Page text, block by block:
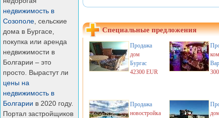
недвижимость в
Созополе , сельские
дома в Бургасе,
покупка или аренда
недвижимости в
Болгарии – это
просто. Вырастут ли
цены на
недвижимость в
Болгарии в 2020 году.
Портал застройщиков
Специальные предложения
Продажа
дом
Бургас
42300 EUR
Продажа
новостройка